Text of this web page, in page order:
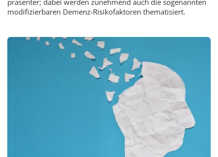
präsenter; dabei werden zunehmend auch die sogenannten
modifizierbaren Demenz-Risikofaktoren thematisiert.